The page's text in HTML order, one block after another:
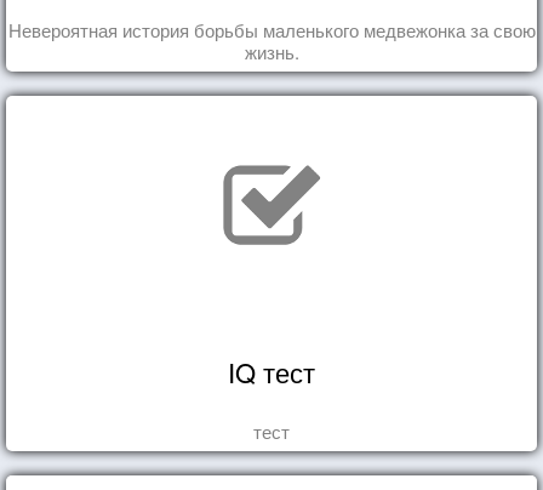
Невероятная история борьбы маленького медвежонка за свою
жизнь.
IQ тест
тест